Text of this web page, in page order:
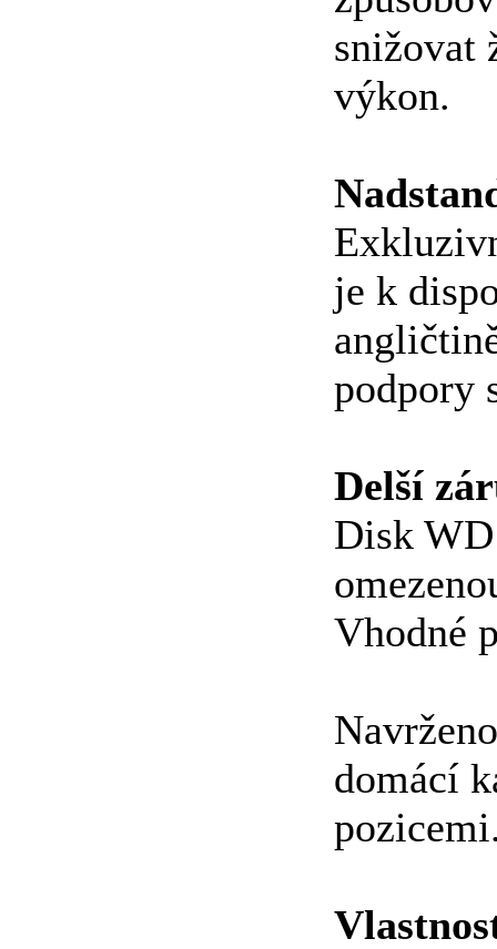
snižovat
výkon.
je k
podpory
Delší
Disk
Vhodné
domácí